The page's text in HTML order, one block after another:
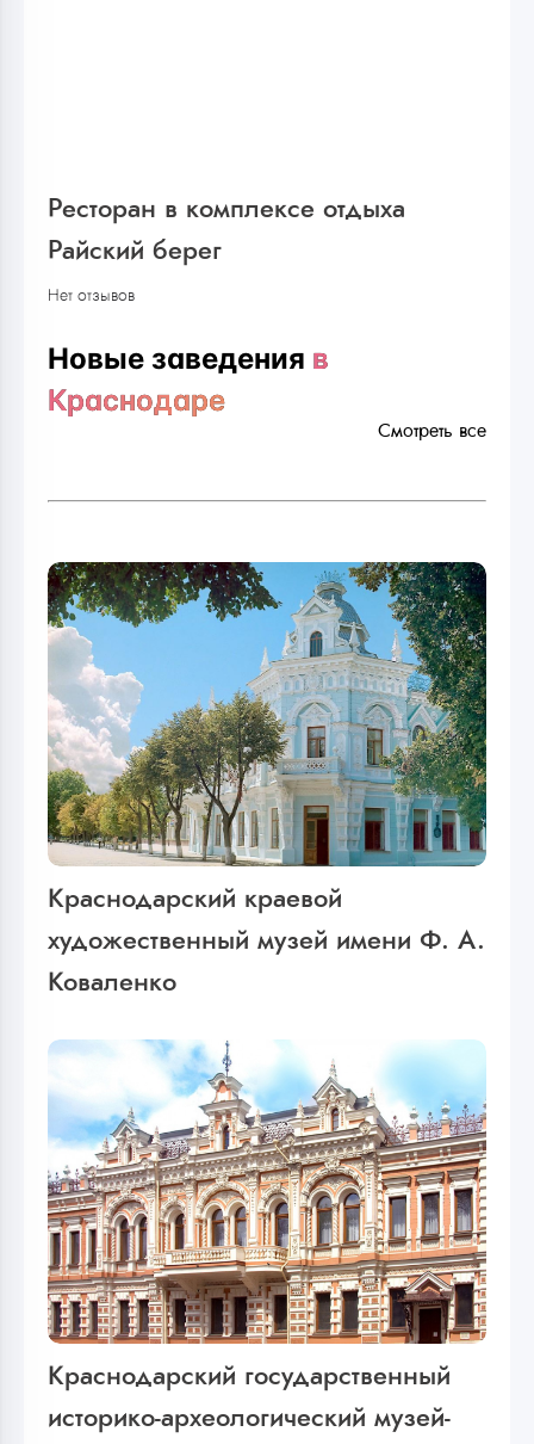
Ресторан в комплексе отдыха
Райский берег
Нет отзывов
Новые заведения в
Краснодаре
Смотреть все
Краснодарский краевой
художественный музей имени Ф. А.
Коваленко
Краснодарский государственный
историко-археологический музей-